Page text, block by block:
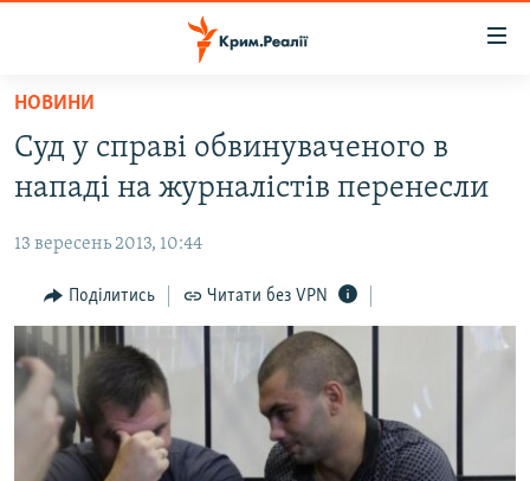
Перейти
основного
матеріалу
до
навігації
Перейти
до
пошуку
ВОДА.КРИМ
ПОЛІТИКА
БЛОГИ
ПОГЛЯД
ІНТЕРВ'Ю
ВСЕ ЗА ДЕНЬ
СПЕЦПРОЕКТИ
НОВИНИ
Суд у справі обвинуваченого в
нападі на журналістів перенесли
13 вересень 2013, 10:44
Поділитись Читати без VPN